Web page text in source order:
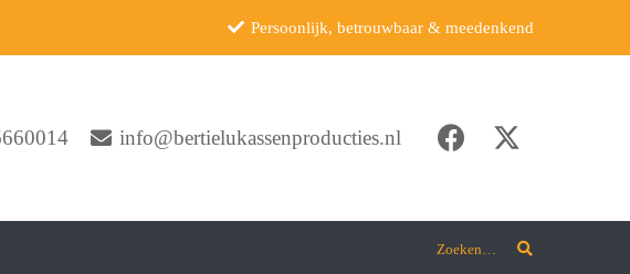
Persoonlijk, betrouwbaar & meedenkend
info@bertielukassenproducties.nl
Zoeken…